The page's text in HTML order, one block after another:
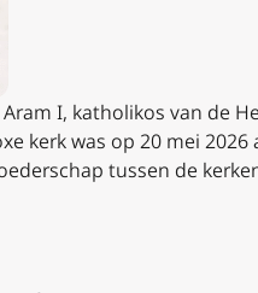
I, katholikos van de
kerk was op 20 mei
tussen de